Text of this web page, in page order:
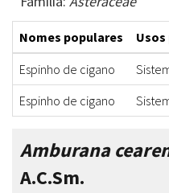
Nomes populares
Espinho de cigano
Espinho de cigano
Amburana
A.C.Sm.